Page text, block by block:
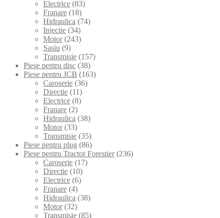
Electrice (83)
Franare (18)
Hidraulica (74)
Injectie (34)
Motor (243)
Sasiu (9)
Transmisie (157)
Piese pentru disc (38)
Piese pentru JCB (163)
Caroserie (36)
Directie (11)
Electrice (8)
Franare (2)
Hidraulica (38)
Motor (33)
Transmisie (35)
Piese pentru plug (86)
Piese pentru Tractor Forestier (236)
Caroserie (17)
Directie (10)
Electrice (6)
Franare (4)
Hidraulica (38)
Motor (32)
Transmisie (85)